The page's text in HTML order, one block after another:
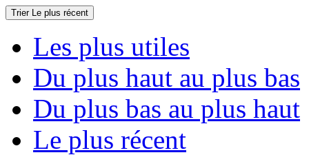
Trier Le plus récent
Les plus utiles
Du plus haut au plus bas
Du plus bas au plus haut
Le plus récent